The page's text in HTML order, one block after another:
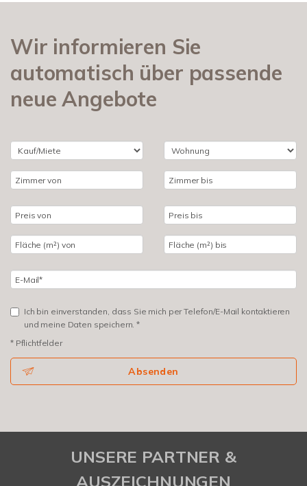
Wir informieren Sie
automatisch über passende
neue Angebote
Ich bin einverstanden, dass Sie mich per Telefon/E-Mail kontaktieren
und meine Daten speichern. *
* Pflichtfelder
Absenden
UNSERE PARTNER &
AUSZEICHNUNGEN